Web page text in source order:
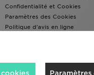
Confidentialité et Cookies
Paramètres des Cookies
Politique d'avis en ligne
Paramètres